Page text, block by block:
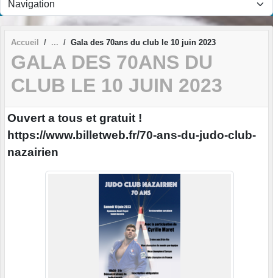
Accueil Gala des 70ans du club le 10 juin 2023
GALA DES 70ANS DU
CLUB LE 10 JUIN 2023
Ouvert a tous et gratuit !
https://www.billetweb.fr/70-ans-du-judo-club-
nazairien